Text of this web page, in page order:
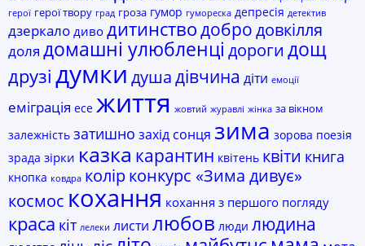
герої герої твору град гроза гумор гумореска депресія детектив
дзеркало диво дитинстводобродовкілля
доля домашні улюбленці дороги дощ
друзі думки душадівчина діти емоції
еміграція есе життя жовтий журавлі жінка за вікном
залежність затишно захід сонця зима зорова поезія
зрада зірки казка карантин квітень квіти книга
кнопка ковдра колірконкурс «Зима дивує»
космос кохання кохання з першого погляду
краса кіт лелеки листи любов люди людина